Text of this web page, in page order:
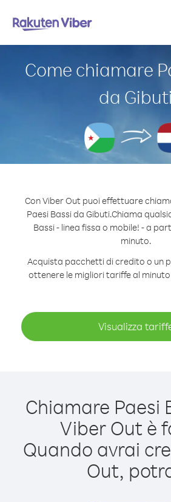
Come chiamare
da
Con Viber Out puoi effettuare
Paesi Bassi da Gibuti.Chiama
Bassi - linea fissa o mobile! - a
minuto.
Acquista pacchetti di credito o un
ottenere le migliori tariffe al minuto
Visualizza
Chiamare Paesi
Viber Out è
Quando avrai
Out,